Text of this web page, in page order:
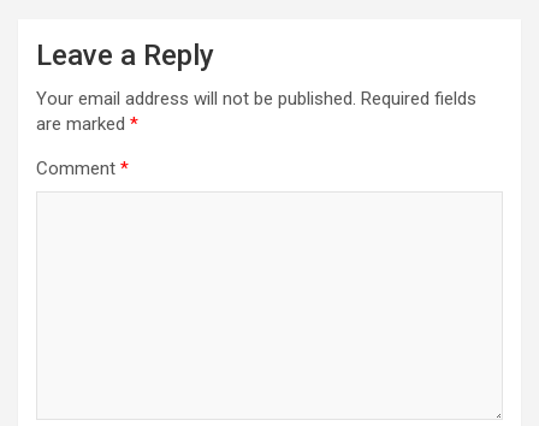
Leave a Reply
Your email address will not be published. Required fields
are marked *
Comment *